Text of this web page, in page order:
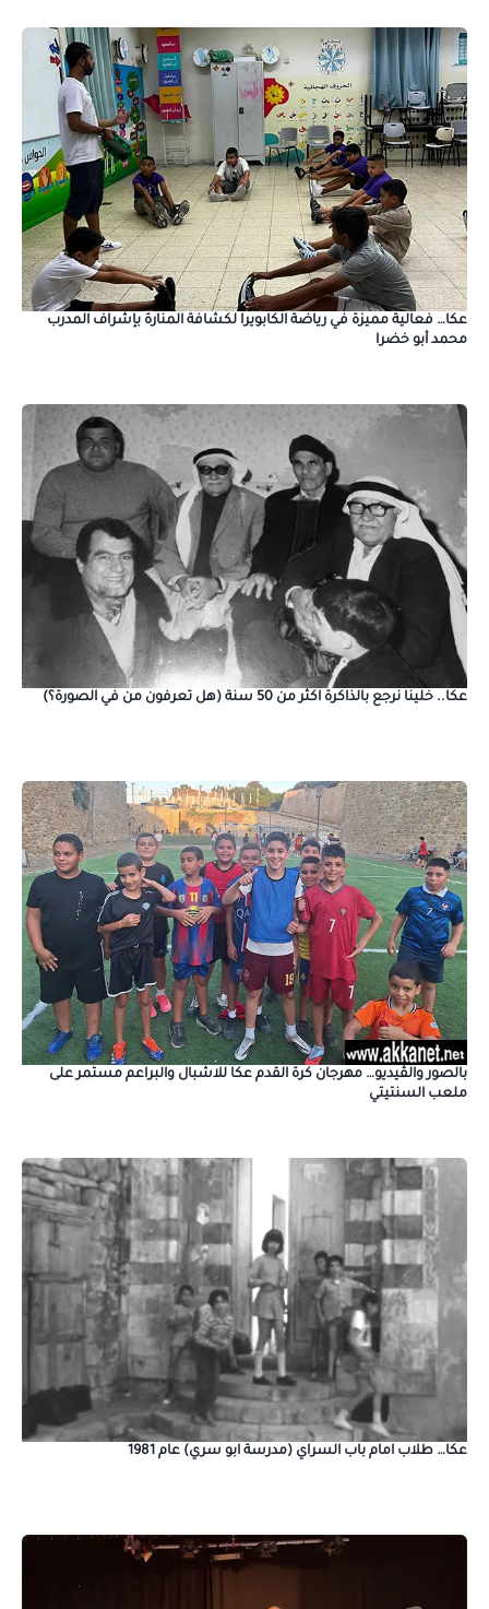
عكا… فعالية مميزة في رياضة الكابويرا لكشافة المنارة بإشراف المدرب
محمد أبو خضرا
عكا.. خلينا نرجع بالذاكرة اكثر من 50 سنة (هل تعرفون من في الصورة؟)
بالصور والڤيديو… مهرجان كرة القدم عكا للاشبال والبراعم مستمر على
ملعب السنتيتي
عكا… طلاب امام باب السراي (مدرسة ابو سري) عام 1981